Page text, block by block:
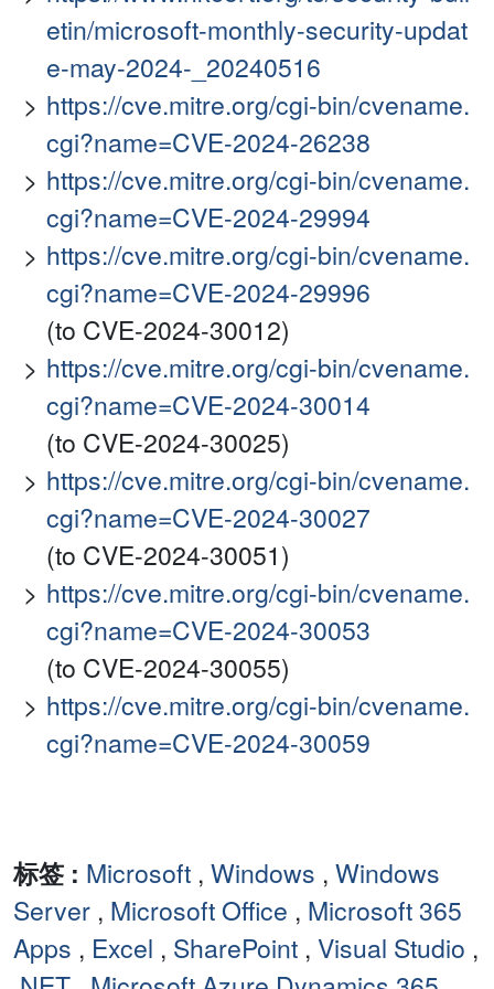
etin/microsoft-monthly-security-updat
e-may-2024-_20240516
https://cve.mitre.org/cgi-bin/cvename.
cgi?name=CVE-2024-26238
https://cve.mitre.org/cgi-bin/cvename.
cgi?name=CVE-2024-29994
https://cve.mitre.org/cgi-bin/cvename.
cgi?name=CVE-2024-29996
(to CVE-2024-30012)
https://cve.mitre.org/cgi-bin/cvename.
cgi?name=CVE-2024-30014
(to CVE-2024-30025)
https://cve.mitre.org/cgi-bin/cvename.
cgi?name=CVE-2024-30027
(to CVE-2024-30051)
https://cve.mitre.org/cgi-bin/cvename.
cgi?name=CVE-2024-30053
(to CVE-2024-30055)
https://cve.mitre.org/cgi-bin/cvename.
cgi?name=CVE-2024-30059
标签 : Microsoft , Windows , Windows
Server , Microsoft Office , Microsoft 365
Apps , Excel , SharePoint , Visual Studio ,